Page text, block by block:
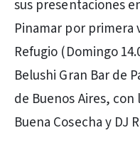
sus presentaciones
Pinamar por primera
Refugio (Domingo
Belushi Gran Bar de
de Buenos Aires,
Buena Cosecha y DJ